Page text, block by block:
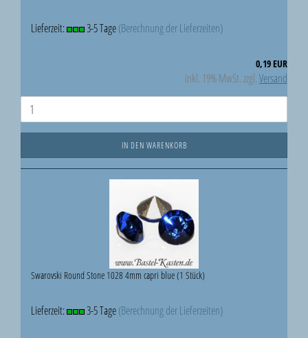
Lieferzeit: 3-5 Tage(Berechnung der Lieferzeiten)
0,19 EUR
inkl. 19% MwSt. zzgl.Versand
IN DEN WARENKORB
Swarovski Round Stone 1028 4mm capri blue (1 Stück)
Lieferzeit: 3-5 Tage(Berechnung der Lieferzeiten)